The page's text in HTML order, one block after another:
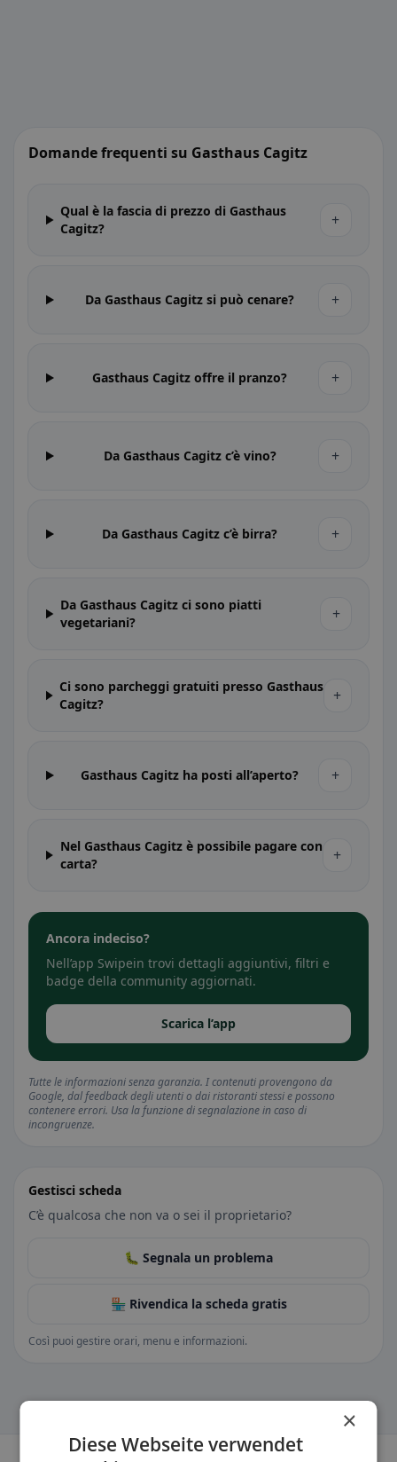
Domande frequenti su Gasthaus Cagitz
Qual è la fascia di prezzo di Gasthaus
Cagitz?
+
Da Gasthaus Cagitz si può cenare? +
Gasthaus Cagitz offre il pranzo? +
Da Gasthaus Cagitz c’è vino? +
Da Gasthaus Cagitz c’è birra? +
Da Gasthaus Cagitz ci sono piatti
vegetariani?
+
Ci sono parcheggi gratuiti presso Gasthaus
Cagitz?
+
Gasthaus Cagitz ha posti all’aperto? +
Nel Gasthaus Cagitz è possibile pagare con
carta?
+
Ancora indeciso?
Nell’app Swipein trovi dettagli aggiuntivi, filtri e
badge della community aggiornati.
Scarica l’app
Tutte le informazioni senza garanzia. I contenuti provengono da
Google, dal feedback degli utenti o dai ristoranti stessi e possono
contenere errori. Usa la funzione di segnalazione in caso di
incongruenze.
Gestisci scheda
C’è qualcosa che non va o sei il proprietario?
🐛 Segnala un problema
🏪 Rivendica la scheda gratis
Così puoi gestire orari, menu e informazioni.
×
Diese Webseite verwendet